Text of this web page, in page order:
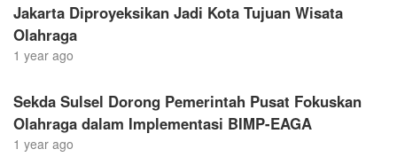
Jakarta Diproyeksikan Jadi Kota Tujuan Wisata
Olahraga
1 year ago
Sekda Sulsel Dorong Pemerintah Pusat Fokuskan
Olahraga dalam Implementasi BIMP-EAGA
1 year ago